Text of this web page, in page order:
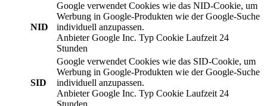
NID
Google verwendet Cookies wie das NID-Cookie, um
Werbung in Google-Produkten wie der Google-Suche
individuell anzupassen.
Anbieter Google Inc. Typ Cookie Laufzeit 24
Stunden
SID
Google verwendet Cookies wie das SID-Cookie, um
Werbung in Google-Produkten wie der Google-Suche
individuell anzupassen.
Anbieter Google Inc. Typ Cookie Laufzeit 24